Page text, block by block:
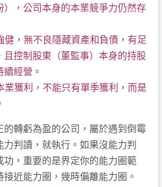
，公司本身的本業競爭力仍然存
健，無不良隱藏資產和負債，有足
控制股東（董監事）本身的持股
經營。
業獲利，不能只有單季獲利，而是
的轉虧為盈的公司，屬於遇到倒霉
判讀，就執行。如果沒能力判
，重要的是界定你的能力圈範
近能力圈，幾時偏離能力圈。